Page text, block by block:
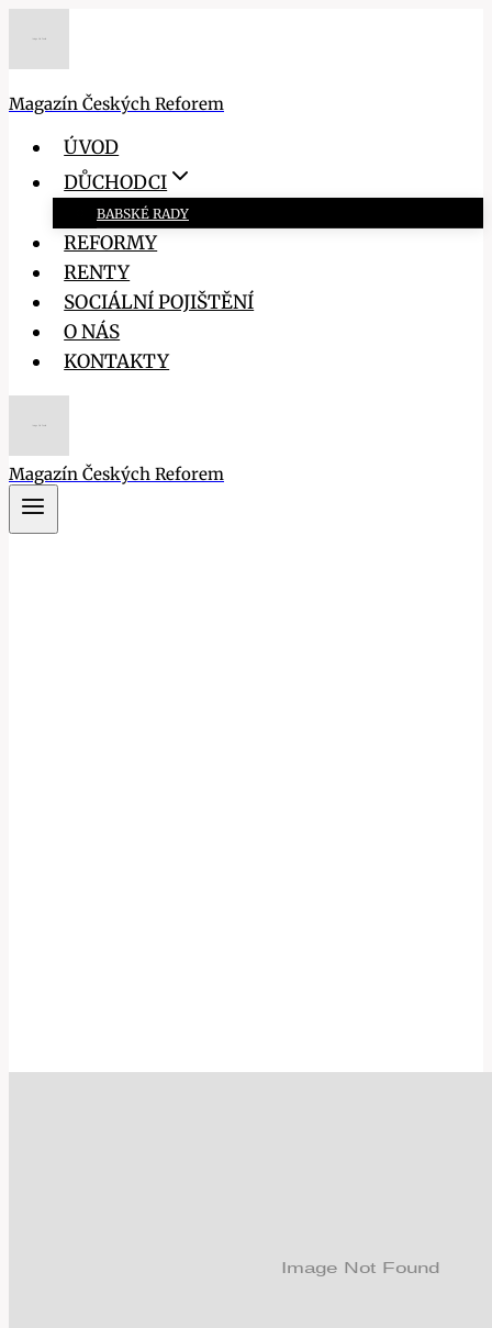
Magazín Českých Reforem
ÚVOD
DŮCHODCI
BABSKÉ RADY
REFORMY
RENTY
SOCIÁLNÍ POJIŠTĚNÍ
O NÁS
KONTAKTY
Magazín Českých Reforem